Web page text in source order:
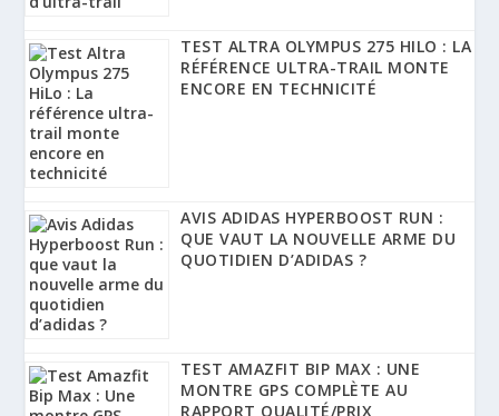
TEST ALTRA OLYMPUS 275 HILO : LA
RÉFÉRENCE ULTRA-TRAIL MONTE
ENCORE EN TECHNICITÉ
AVIS ADIDAS HYPERBOOST RUN :
QUE VAUT LA NOUVELLE ARME DU
QUOTIDIEN D’ADIDAS ?
TEST AMAZFIT BIP MAX : UNE
MONTRE GPS COMPLÈTE AU
RAPPORT QUALITÉ/PRIX